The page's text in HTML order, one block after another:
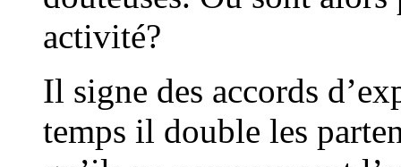
activité?
Il signe des accords
temps il double les